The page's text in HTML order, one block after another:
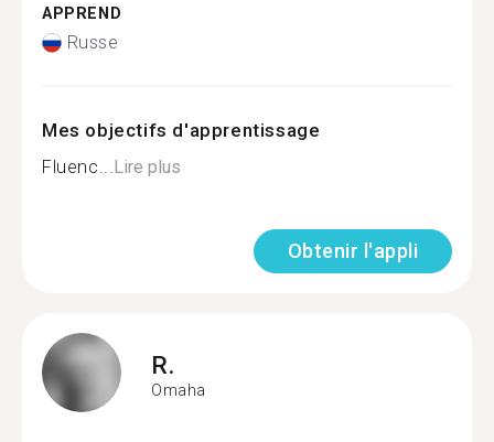
APPREND
Russe
Mes objectifs d'apprentissage
Fluenc...Lire plus
Obtenir l'appli
R.
Omaha